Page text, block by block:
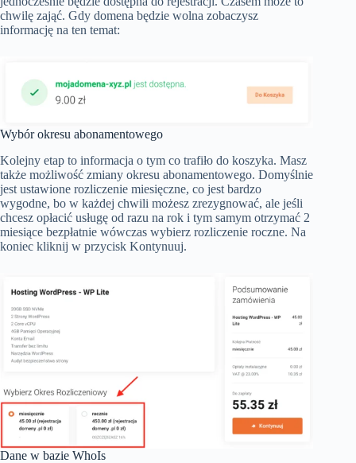
chwilę zająć. Gdy domena będzie wolna zobaczysz
informację na ten temat:
Wybór okresu abonamentowego
Kolejny etap to informacja o tym co trafiło do koszyka. Masz
także możliwość zmiany okresu abonamentowego. Domyślnie
jest ustawione rozliczenie miesięczne, co jest bardzo
wygodne, bo w każdej chwili możesz zrezygnować, ale jeśli
chcesz opłacić usługę od razu na rok i tym samym otrzymać 2
miesiące bezpłatnie wówczas wybierz rozliczenie roczne. Na
koniec kliknij w przycisk Kontynuuj.
Dane w bazie WhoIs